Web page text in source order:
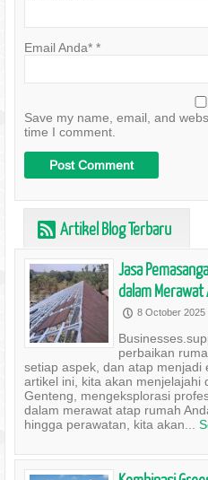
Email Anda* *
Save my name, email, and
time I comment.
r Artikel Blog Terbaru
Jasa
dalam Merawat
P 8 October 2025
perbaikan
setiap aspek, dan atap menjadi
artikel ini, kita akan menjelajahi
Genteng, mengeksplorasi
dalam merawat atap rumah
hingga perawatan, kita akan...